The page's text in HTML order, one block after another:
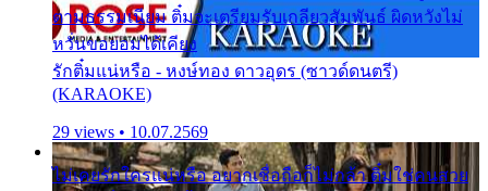
ตามธรรมเนียม ติ๋มจะเตรียมรับเกลียวสัมพันธ์ ผิดหวังไม่
หวั่นขอยอมได้เคียง
รักติ๋มแน่หรือ - หงษ์ทอง ดาวอุดร (ซาวด์ดนตรี)
(KARAOKE)
29 views • 10.07.2569
ไม่เคยรักใครแน่หรือ อยากเชื่อถือก็ไม่กล้า ติ๋มใช่คนสวย